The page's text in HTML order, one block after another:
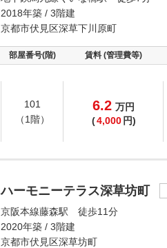
2018年築 / 3階建
京都市伏見区深草下川原町
部屋番号(階) 賃料 (管理費等)
101
（1階）
6.2 万円
(4,000 円)
ハーモニーテラス深草坊町
京阪本線藤森駅 徒歩11分
2020年築 / 3階建
京都市伏見区深草坊町